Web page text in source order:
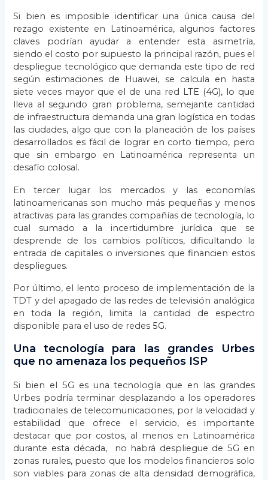
Si bien es imposible identificar una única causa del
rezago existente en Latinoamérica, algunos factores
claves podrían ayudar a entender esta asimetría,
siendo el costo por supuesto la principal razón, pues el
despliegue tecnológico que demanda este tipo de red
según estimaciones de Huawei, se calcula en hasta
siete veces mayor que el de una red LTE (4G), lo que
lleva al segundo gran problema, semejante cantidad
de infraestructura demanda una gran logística en todas
las ciudades, algo que con la planeación de los países
desarrollados es fácil de lograr en corto tiempo, pero
que sin embargo en Latinoamérica representa un
desafío colosal.
En tercer lugar los mercados y las economías
latinoamericanas son mucho más pequeñas y menos
atractivas para las grandes compañías de tecnología, lo
cual sumado a la incertidumbre jurídica que se
desprende de los cambios políticos, dificultando la
entrada de capitales o inversiones que financien estos
despliegues.
Por último, el lento proceso de implementación de la
TDT y del apagado de las redes de televisión analógica
en toda la región, limita la cantidad de espectro
disponible para el uso de redes 5G.
Una tecnología para las grandes Urbes
que no amenaza los pequeños ISP
Si bien el 5G es una tecnología que en las grandes
Urbes podría terminar desplazando a los operadores
tradicionales de telecomunicaciones, por la velocidad y
estabilidad que ofrece el servicio, es importante
destacar que por costos, al menos en Latinoamérica
durante esta década, no habrá despliegue de 5G en
zonas rurales, puesto que los modelos financieros solo
son viables para zonas de alta densidad demográfica,